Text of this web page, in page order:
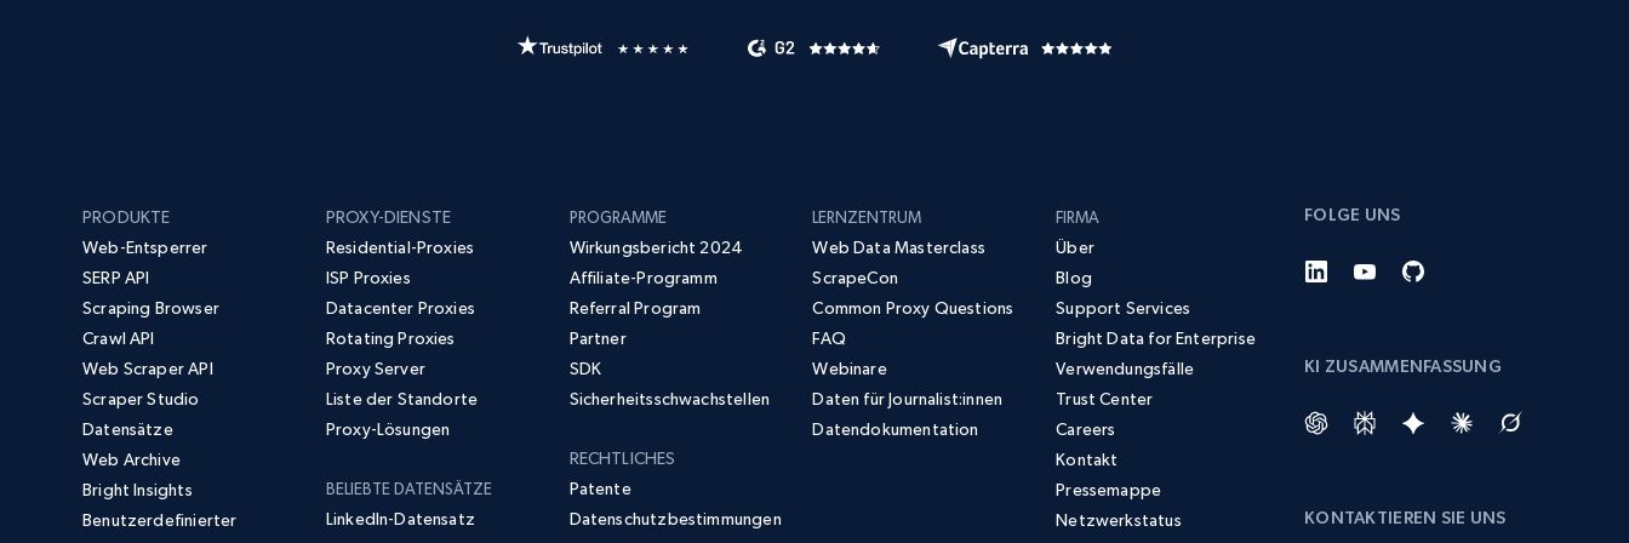
PRODUKTE
Web-Entsperrer
SERP API
Scraping Browser
Crawl API
Web Scraper API
Scraper Studio
Datensätze
Web Archive
Bright Insights
Benutzerdefinierter
PROXY-DIENSTE
Residential-Proxies
ISP Proxies
Datacenter Proxies
Rotating Proxies
Proxy Server
Liste der Standorte
Proxy-Lösungen
BELIEBTE DATENSÄTZE
LinkedIn-Datensatz
PROGRAMME
Wirkungsbericht 2024
Affiliate-Programm
Referral Program
Partner
SDK
Sicherheitsschwachstellen
RECHTLICHES
Patente
Datenschutzbestimmungen
LERNZENTRUM
Web Data Masterclass
ScrapeCon
Common Proxy Questions
FAQ
Webinare
Daten für Journalist:innen
Datendokumentation
FIRMA
Über
Blog
Support Services
Bright Data for Enterprise
Verwendungsfälle
Trust Center
Careers
Kontakt
Pressemappe
Netzwerkstatus
FOLGE UNS
KI ZUSAMMENFASSUNG
KONTAKTIEREN SIE UNS